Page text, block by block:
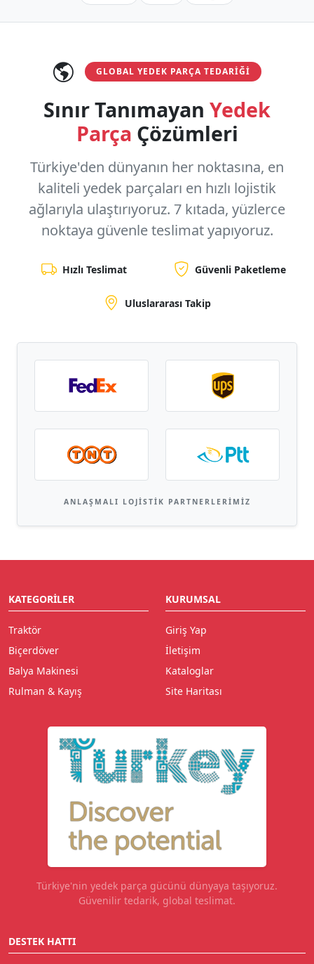
GLOBAL YEDEK PARÇA TEDARIĞI
Sınır Tanımayan Yedek
Parça Çözümleri
Türkiye'den dünyanın her noktasına, en
kaliteli yedek parçaları en hızlı lojistik
ağlarıyla ulaştırıyoruz. 7 kıtada, yüzlerce
noktaya güvenle teslimat yapıyoruz.
Hızlı Teslimat Güvenli Paketleme
Uluslararası Takip
ANLAŞMALI LOJISTIK PARTNERLERIMIZ
KATEGORILER
Traktör
Biçerdöver
Balya Makinesi
Rulman & Kayış
KURUMSAL
Giriş Yap
İletişim
Kataloglar
Site Haritası
Türkiye'nin yedek parça gücünü dünyaya taşıyoruz.
Güvenilir tedarik, global teslimat.
DESTEK HATTI